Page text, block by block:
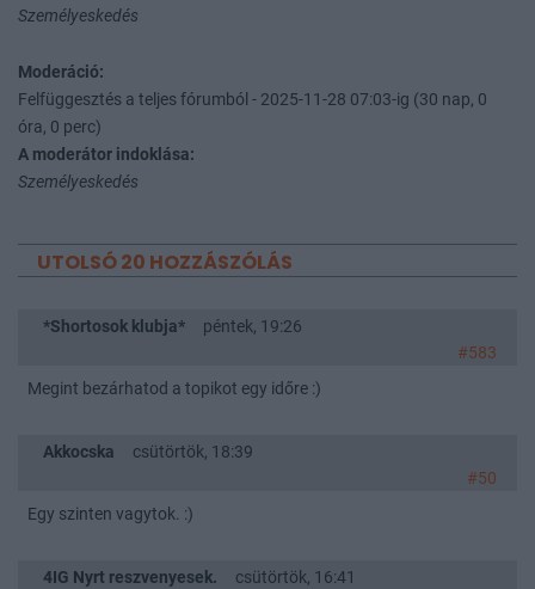
Személyeskedés
Moderáció:
Felfüggesztés a teljes fórumból - 2025-11-28 07:03-ig (30 nap, 0
óra, 0 perc)
A moderátor indoklása:
Személyeskedés
UTOLSÓ 20 HOZZÁSZÓLÁS
*Shortosok klubja*
péntek, 19:26
#583
Megint bezárhatod a topikot egy időre :)
Akkocska
csütörtök, 18:39
#50
Egy szinten vagytok. :)
4IG Nyrt reszvenyesek.
csütörtök, 16:41